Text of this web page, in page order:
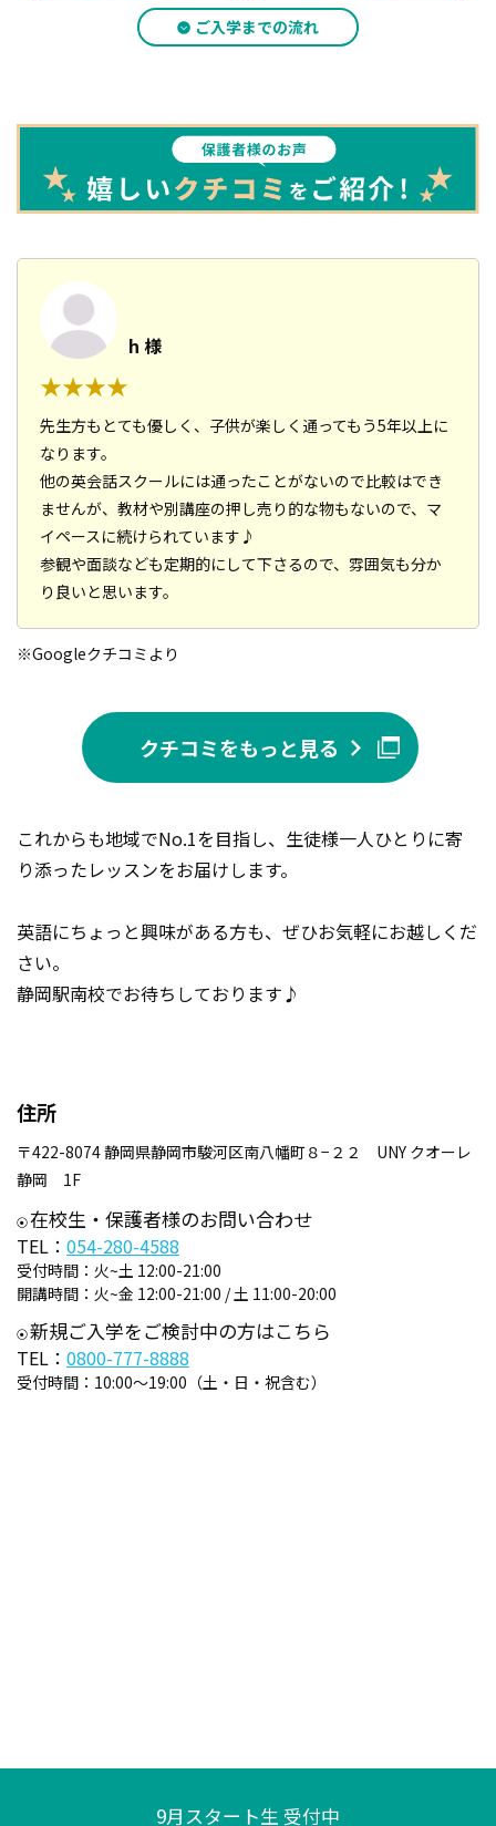
ご入学までの流れ
h 様
先生方もとても優しく、子供が楽しく通ってもう5年以上に
なります。
他の英会話スクールには通ったことがないので比較はでき
ませんが、教材や別講座の押し売り的な物もないので、マ
イペースに続けられています♪
参観や面談なども定期的にして下さるので、雰囲気も分か
り良いと思います。
※Googleクチコミより
クチコミをもっと見る
これからも地域でNo.1を目指し、生徒様一人ひとりに寄
り添ったレッスンをお届けします。
英語にちょっと興味がある方も、ぜひお気軽にお越しくだ
さい。
静岡駅南校でお待ちしております♪
住所
〒422-8074 静岡県静岡市駿河区南八幡町８−２２ UNY クオーレ
静岡 1F
在校生・保護者様のお問い合わせ
TEL： 054-280-4588
受付時間： 火~土 12:00-21:00
開講時間： 火~金 12:00-21:00 / 土 11:00-20:00
新規ご入学をご検討中の方はこちら
TEL： 0800-777-8888
受付時間： 10:00～19:00（土・日・祝含む）
9月スタート生 受付中